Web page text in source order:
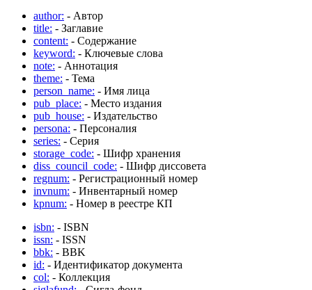
author: - Автор
title: - Заглавие
content: - Содержание
keyword: - Ключевые слова
note: - Аннотация
theme: - Тема
person_name: - Имя лица
pub_place: - Место издания
pub_house: - Издательство
persona: - Персоналия
series: - Серия
storage_code: - Шифр хранения
diss_council_code: - Шифр диссовета
regnum: - Регистрационный номер
invnum: - Инвентарный номер
kpnum: - Номер в реестре КП
isbn: - ISBN
issn: - ISSN
bbk: - BBK
id: - Идентификатор документа
col: - Коллекция